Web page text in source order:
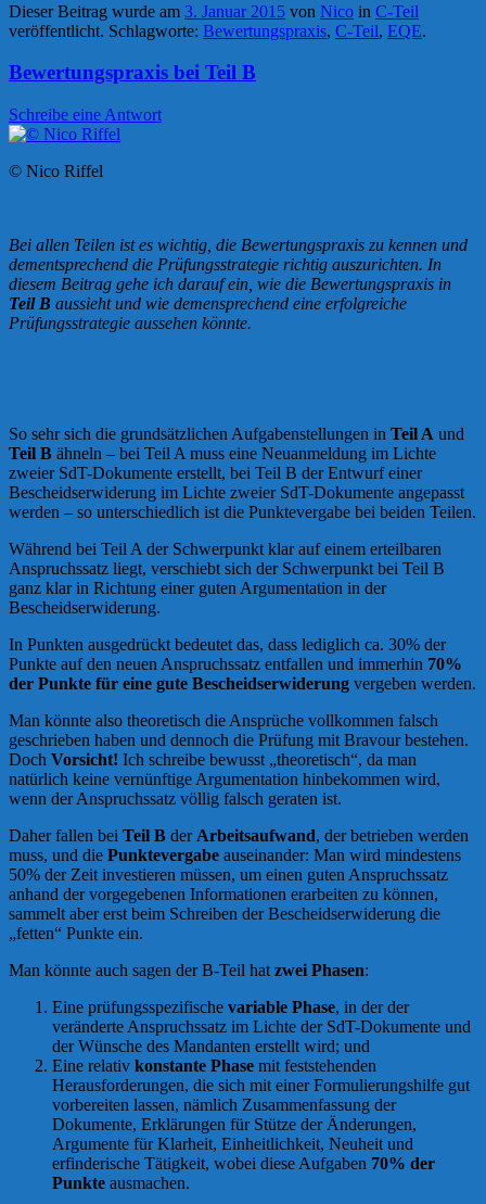
Dieser Beitrag wurde am 3. Januar 2015 von Nico in C-Teil
veröffentlicht. Schlagworte: Bewertungspraxis, C-Teil, EQE.
Bewertungspraxis bei Teil B
Schreibe eine Antwort
© Nico Riffel
Bei allen Teilen ist es wichtig, die Bewertungspraxis zu kennen und
dementsprechend die Prüfungsstrategie richtig auszurichten. In
diesem Beitrag gehe ich darauf ein, wie die Bewertungspraxis in
Teil B aussieht und wie demensprechend eine erfolgreiche
Prüfungsstrategie aussehen könnte.
So sehr sich die grundsätzlichen Aufgabenstellungen in Teil A und
Teil B ähneln – bei Teil A muss eine Neuanmeldung im Lichte
zweier SdT-Dokumente erstellt, bei Teil B der Entwurf einer
Bescheidserwiderung im Lichte zweier SdT-Dokumente angepasst
werden – so unterschiedlich ist die Punktevergabe bei beiden Teilen.
Während bei Teil A der Schwerpunkt klar auf einem erteilbaren
Anspruchssatz liegt, verschiebt sich der Schwerpunkt bei Teil B
ganz klar in Richtung einer guten Argumentation in der
Bescheidserwiderung.
In Punkten ausgedrückt bedeutet das, dass lediglich ca. 30% der
Punkte auf den neuen Anspruchssatz entfallen und immerhin 70%
der Punkte für eine gute Bescheidserwiderung vergeben werden.
Man könnte also theoretisch die Ansprüche vollkommen falsch
geschrieben haben und dennoch die Prüfung mit Bravour bestehen.
Doch Vorsicht! Ich schreibe bewusst „theoretisch“, da man
natürlich keine vernünftige Argumentation hinbekommen wird,
wenn der Anspruchssatz völlig falsch geraten ist.
Daher fallen bei Teil B der Arbeitsaufwand, der betrieben werden
muss, und die Punktevergabe auseinander: Man wird mindestens
50% der Zeit investieren müssen, um einen guten Anspruchssatz
anhand der vorgegebenen Informationen erarbeiten zu können,
sammelt aber erst beim Schreiben der Bescheidserwiderung die
„fetten“ Punkte ein.
Man könnte auch sagen der B-Teil hat zwei Phasen:
Eine prüfungsspezifische variable Phase, in der der
veränderte Anspruchssatz im Lichte der SdT-Dokumente und
der Wünsche des Mandanten erstellt wird; und
Eine relativ konstante Phase mit feststehenden
Herausforderungen, die sich mit einer Formulierungshilfe gut
vorbereiten lassen, nämlich Zusammenfassung der
Dokumente, Erklärungen für Stütze der Änderungen,
Argumente für Klarheit, Einheitlichkeit, Neuheit und
erfinderische Tätigkeit, wobei diese Aufgaben 70% der
Punkte ausmachen.